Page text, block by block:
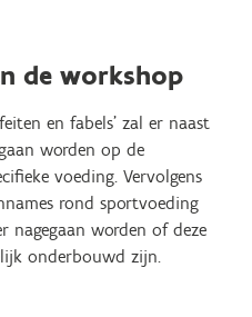
de workshop
en fabels’ zal er naast
worden op de
voeding. Vervolgens
rond sportvoeding
nagegaan worden of deze
onderbouwd zijn.